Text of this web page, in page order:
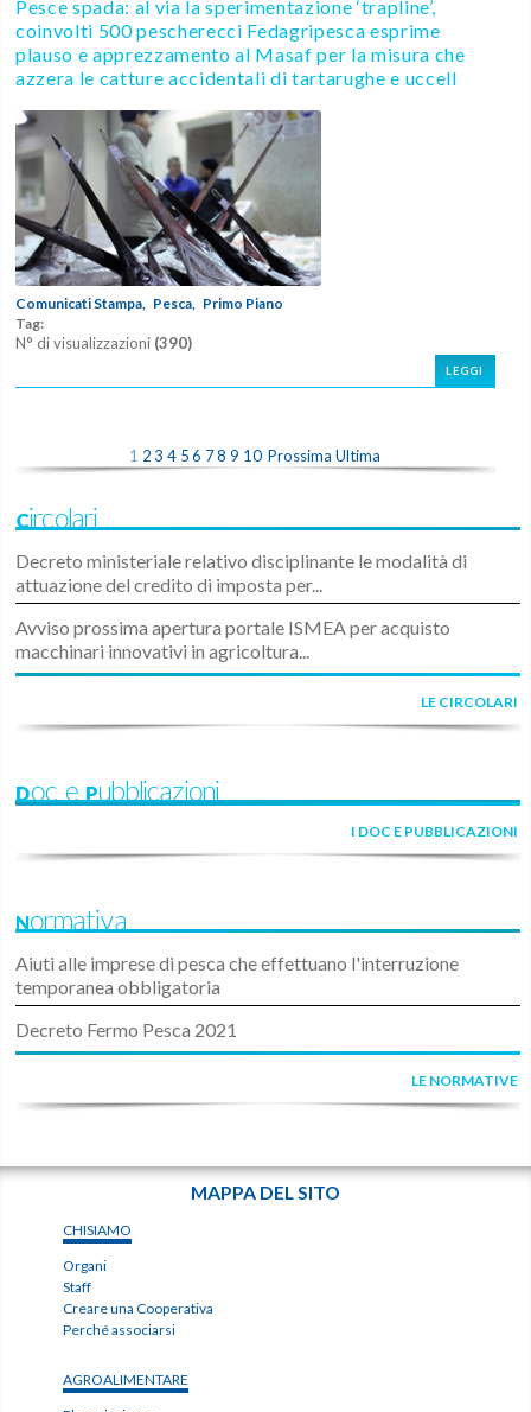
Pesce spada: al via la sperimentazione ‘trapline’,
coinvolti 500 pescherecci Fedagripesca esprime
plauso e apprezzamento al Masaf per la misura che
azzera le catture accidentali di tartarughe e uccell
Comunicati Stampa, Pesca,
Primo Piano
Tag:
N° di visualizzazioni (390)
LEGGI
1 2 3 4 5 6 78 9 10 Prossima Ultima
Circolari
Decreto ministeriale relativo disciplinante le modalità di
attuazione del credito di imposta per...
Avviso prossima apertura portale ISMEA per acquisto
macchinari innovativi in agricoltura...
LE CIRCOLARI
Doc e Pubblicazioni
I DOC E PUBBLICAZIONI
Normativa
Aiuti alle imprese di pesca che effettuano l'interruzione
temporanea obbligatoria
Decreto Fermo Pesca 2021
LE NORMATIVE
MAPPA DEL SITO
CHISIAMO
Organi
Staff
Creare una Cooperativa
Perché associarsi
AGROALIMENTARE